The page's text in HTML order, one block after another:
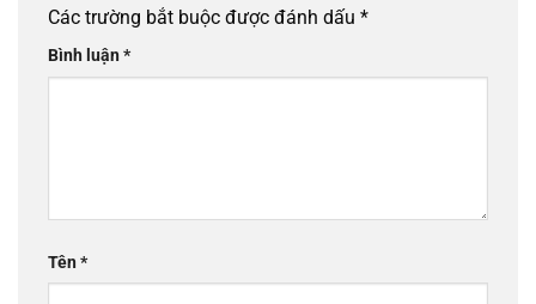
Các trường bắt buộc được đánh dấu *
Bình luận*
Tên*